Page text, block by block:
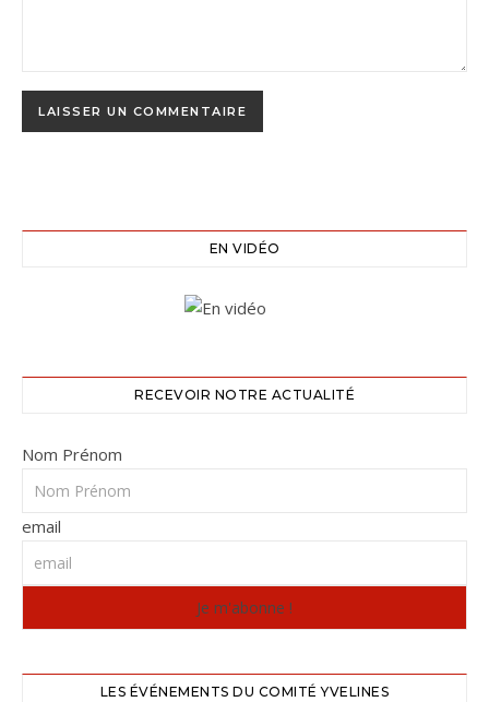
EN VIDÉO
RECEVOIR NOTRE ACTUALITÉ
Nom Prénom
email
LES ÉVÉNEMENTS DU COMITÉ YVELINES